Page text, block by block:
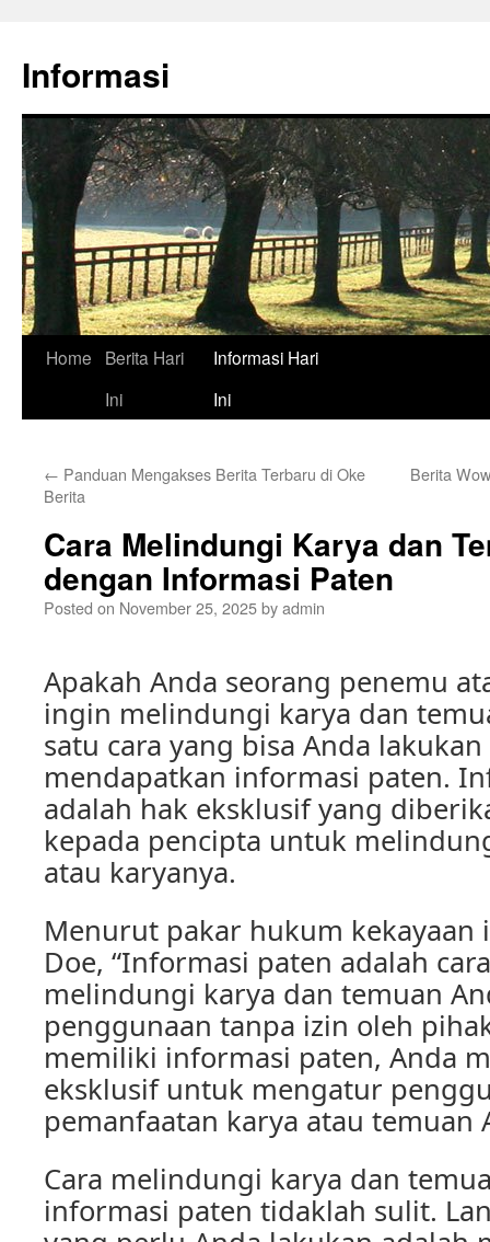
content
Informasi
Home
Berita Hari
Ini
Informasi Hari
Ini
← Panduan Mengakses Berita Terbaru di Oke
Berita
Berita
Cara Melindungi Karya dan
dengan Informasi Paten
Posted on November 25, 2025byadmin
Apakah Anda seorang penemu
ingin melindungi karya dan
satu cara yang bisa Anda
mendapatkan informasi paten.
adalah hak eksklusif yang
kepada pencipta untuk
atau karyanya.
Menurut pakar hukum kekayaan
Doe, “Informasi paten adalah
melindungi karya dan temuan
penggunaan tanpa izin oleh
memiliki informasi paten, Anda
eksklusif untuk mengatur
pemanfaatan karya atau temuan
Cara melindungi karya dan
informasi paten tidaklah sulit.